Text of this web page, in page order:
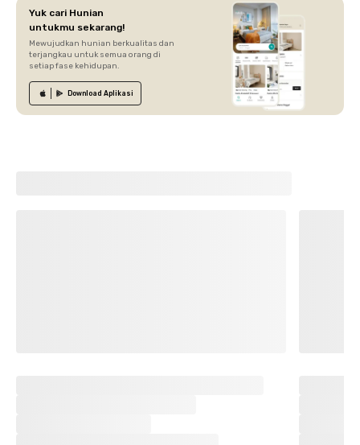
Yuk cari Hunian
untukmu sekarang!
Mewujudkan hunian berkualitas dan
terjangkau untuk semua orang di
setiap fase kehidupan.
Download Aplikasi